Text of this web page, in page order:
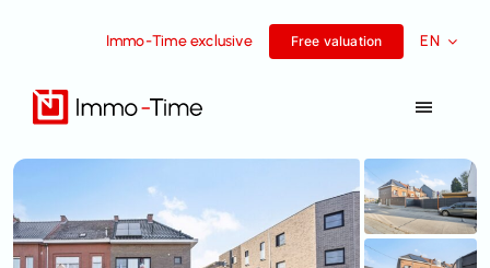
Immo-Time exclusive Free valuation EN
Toggle
For sale